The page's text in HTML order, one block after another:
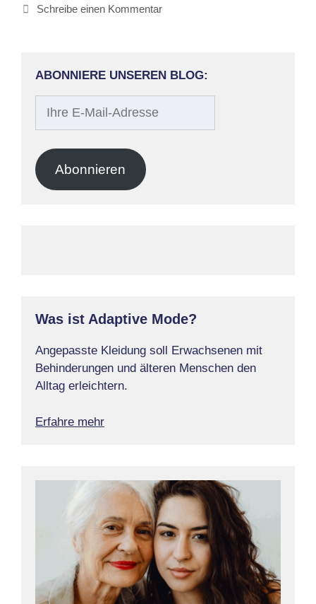
Schreibe einen Kommentar
ABONNIERE UNSEREN BLOG:
Adresse
Abonnieren
Was ist Adaptive Mode?
Angepasste Kleidung soll Erwachsenen mit
Behinderungen und älteren Menschen den
Alltag erleichtern.
Erfahre mehr